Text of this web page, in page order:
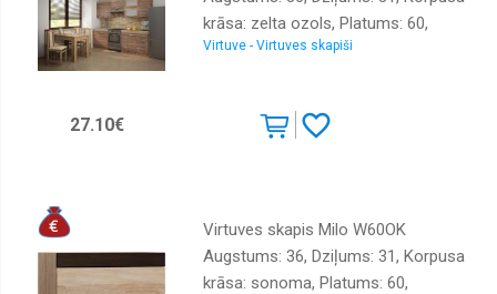
krāsa: zelta ozols, Platums: 60,
Elementu krāsa: ozols tobaco, Ar
Virtuve - Virtuves skapiši
27.10€
Virtuves skapis Milo W60OK
Augstums: 36, Dziļums: 31, Korpusa
krāsa: sonoma, Platums: 60,